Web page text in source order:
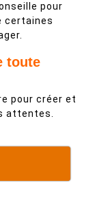
pour
certaines
toute
pour créer et
attentes.